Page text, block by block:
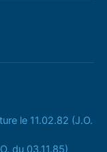
le 11.02.82 (J.O.
du 03.11.85)